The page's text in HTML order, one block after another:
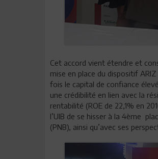
Cet accord vient étendre et
mise en place du dispositif
fois le capital de confiance
une crédibilité en lien avec la
rentabilité (ROE de 22,1% en
l’UIB de se hisser à la 4ème
(PNB), ainsi qu’avec ses